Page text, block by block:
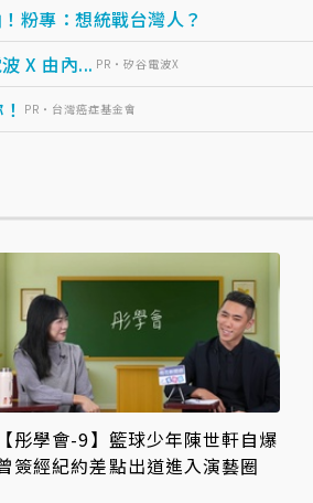
粉專：想統戰台灣人？
X 由內... PR・矽谷電波X
PR・台灣癌症基金會
【彤學會-9】籃球少年陳世軒自爆
簽經紀約差點出道進入演藝圈